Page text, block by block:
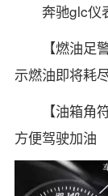
奔驰glc仪
【燃油
示燃油即将耗
【油箱
方便驾驶加油